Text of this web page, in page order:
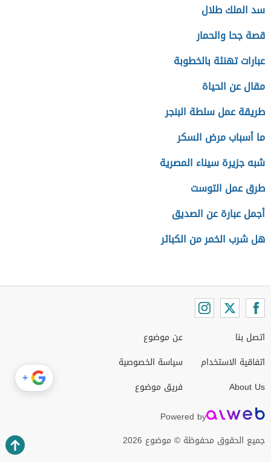
سد الملك طلال
قصة جحا والحمار
عبارات تهنئة بالخطوبة
مقال عن الحياة
طريقة عمل سلطة البنجر
ما أسباب مرض السكر
شبه جزيرة سيناء المصرية
طرق عمل التوست
أجمل عبارة عن الصديق
هل شرب الخمر من الكبائر
اتصل بنا
اتفاقية الاستخدام
About Us
عن موضوع
سياسة الخصوصية
فريق موضوع
Powered by
جميع الحقوق محفوظة © موضوع 2026
+